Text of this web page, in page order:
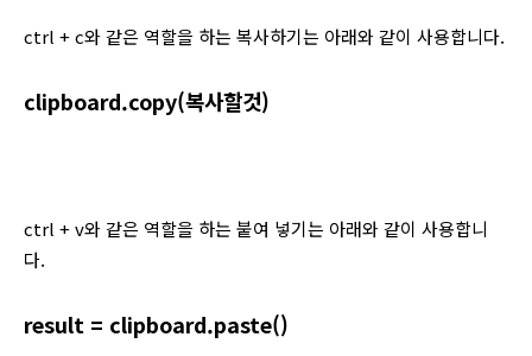
ctrl + c와 같은 역할을 하는 복사하기는 아래와 같이 사용합니다.
clipboard.copy(복사할것)
ctrl + v와 같은 역할을 하는 붙여 넣기는 아래와 같이 사용합니
다.
result = clipboard.paste()